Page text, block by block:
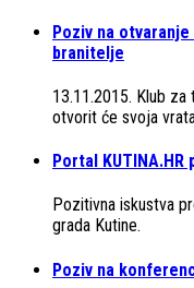
Poziv na
branitelje
13.11.2015. Klub
otvorit će svoja
Portal KUTINA.HR
Pozitivna iskustva
grada Kutine.
Poziv na